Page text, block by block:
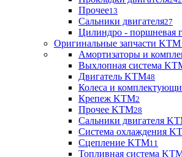
Прочее13
Сальники двигателя27
Цилиндро - поршневая
Оригинальные запчасти KTM
Амортизаторы и
Выхлопная система
Двигатель KTM48
Колеса и
Крепеж KTM2
Прочее KTM28
Сальники двигателя
Система охлаждения
Сцепление KTM11
Топливная система